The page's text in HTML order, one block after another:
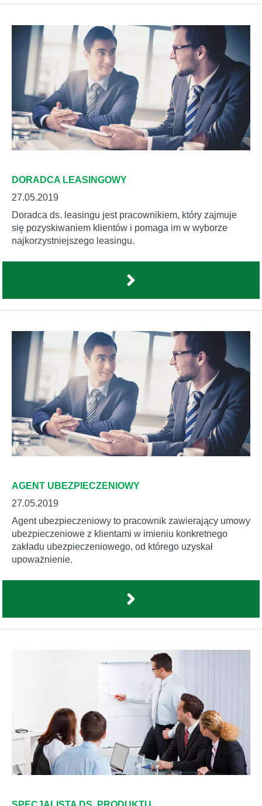
DORADCA LEASINGOWY
27.05.2019
Doradca ds. leasingu jest pracownikiem, który zajmuje
się pozyskiwaniem klientów i pomaga im w wyborze
najkorzystniejszego leasingu.
AGENT UBEZPIECZENIOWY
27.05.2019
Agent ubezpieczeniowy to pracownik zawierający umowy
ubezpieczeniowe z klientami w imieniu konkretnego
zakładu ubezpieczeniowego, od którego uzyskał
upoważnienie.